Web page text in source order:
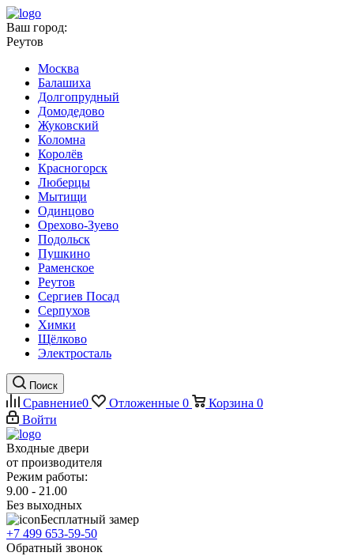
Ваш город:
Реутов
Москва
Балашиха
Долгопрудный
Домодедово
Жуковский
Коломна
Королёв
Красногорск
Люберцы
Мытищи
Одинцово
Орехово-Зуево
Подольск
Пушкино
Раменское
Реутов
Сергиев Посад
Серпухов
Химки
Щёлково
Электросталь
Поиск
Сравнение0 Отложенные 0 Корзина 0
Войти
Входные двери
от производителя
Режим работы:
9.00 - 21.00
Без выходных
Бесплатный замер
+7 499 653-59-50
Обратный звонок